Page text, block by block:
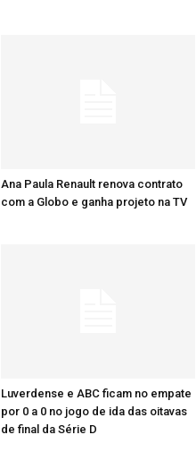
Ana Paula Renault renova contrato
com a Globo e ganha projeto na TV
Luverdense e ABC ficam no empate
por 0 a 0 no jogo de ida das oitavas
de final da Série D